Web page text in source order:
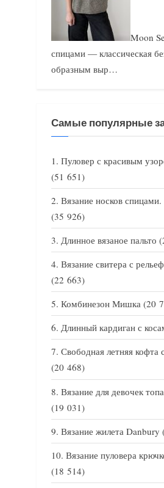
Moon
спицами — классическая
образным выр…
Самые популярные
Пуловер с красивым
(51 651)
Вязание носков
(35 926)
Длинное вязаное пальто
Вязание свитера с
(22 663)
Комбинезон Мишка (20
Длинный кардиган с
Свободная летняя кофта
(20 468)
Вязание для девочек
(19 031)
Вязание жилета Danbury
Вязание пуловера
(18 514)